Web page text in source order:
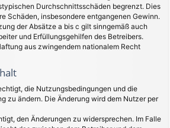
Durchschnittsschäden begrenzt. Dies
Schäden, insbesondere entgangenen Gewinn.
der Absätze a bis c gilt sinngemäß auch
und Erfüllungsgehilfen des Betreibers.
aus zwingendem nationalem Recht
die Nutzungsbedingungen und die
zu ändern. Die Änderung wird dem Nutzer per
den Änderungen zu widersprechen. Im Falle